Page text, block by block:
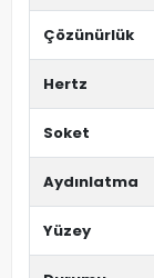
Çözünürlük
Hertz
Soket
Aydınlatma
Yüzey